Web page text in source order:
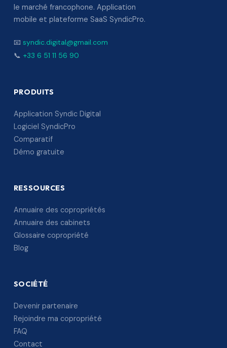
le marché francophone. Application
mobile et plateforme SaaS SyndicPro.
📧 syndic.digital@gmail.com
📞 +33 6 51 11 56 90
PRODUITS
Application Syndic Digital
Logiciel SyndicPro
Comparatif
Démo gratuite
RESSOURCES
Annuaire des copropriétés
Annuaire des cabinets
Glossaire copropriété
Blog
SOCIÉTÉ
Devenir partenaire
Rejoindre ma copropriété
FAQ
Contact